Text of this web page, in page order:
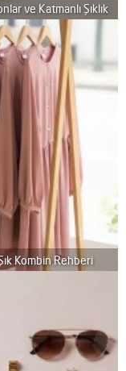
ve Katmanlı Şıklık
Kombin Rehberi